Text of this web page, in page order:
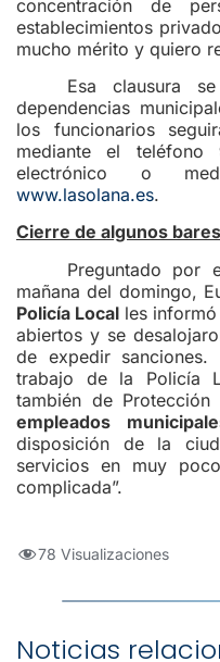
concentración de
establecimientos
mucho mérito y quiero
Esa clausura
dependencias
los funcionarios
mediante el teléfono
electrónico o
www.lasolana.es.
Cierre de algunos bares
Preguntado por
mañana del domingo,
Policía Local les
abiertos y se
de expedir
trabajo de la Policía
también de
empleados
disposición de la
servicios en muy
complicada”.
78 Visualizaciones
Noticias